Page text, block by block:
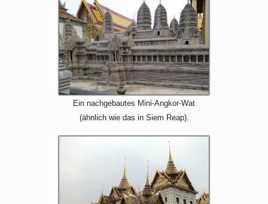
Ein nachgebautes Mini-Angkor-Wat
(ähnlich wie das in Siem Reap).